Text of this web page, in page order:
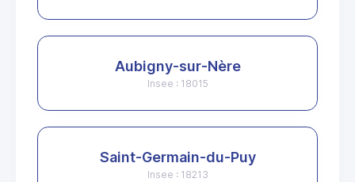
Aubigny-sur-Nère
Insee : 18015
Saint-Germain-du-Puy
Insee : 18213